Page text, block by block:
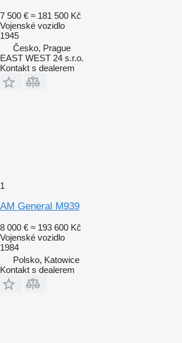
7 500 € ≈ 181 500 Kč
Vojenské vozidlo
1945
Česko, Prague
EAST WEST 24 s.r.o.
Kontakt s dealerem
1
AM General M939
8 000 € ≈ 193 600 Kč
Vojenské vozidlo
1984
Polsko, Katowice
Kontakt s dealerem